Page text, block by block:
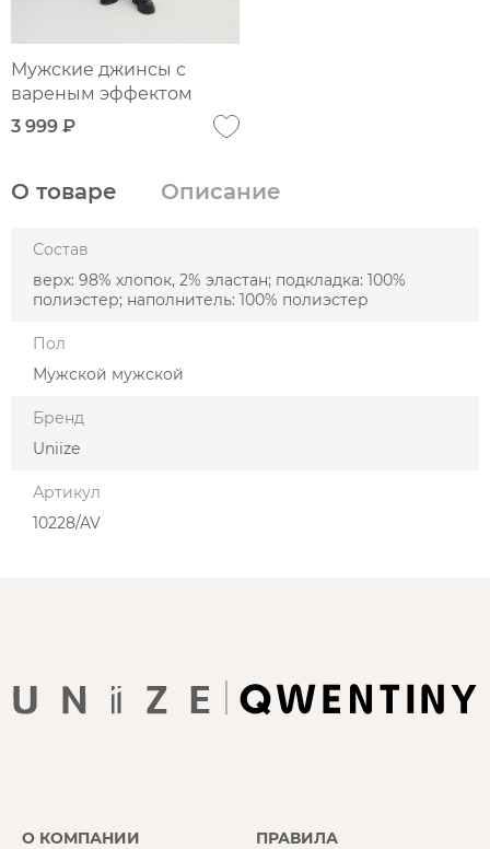
Мужские джинсы с
вареным эффектом
3 999 ₽
О товаре Описание
Состав
верх: 98% хлопок, 2% эластан; подкладка: 100%
полиэстер; наполнитель: 100% полиэстер
Пол
Мужской мужской
Бренд
Uniize
Артикул
10228/AV
О КОМПАНИИ ПРАВИЛА